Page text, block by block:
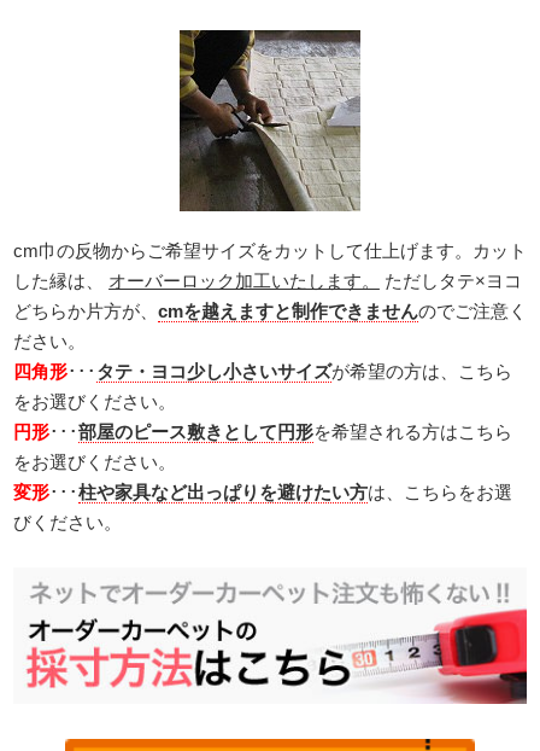
cm巾の反物からご希望サイズをカットして仕上げます。カット
した縁は、 オーバーロック加工いたします。
ただしタテ×ヨコ
どちらか片方が、cmを越えますと制作できませんのでご注意く
ださい。
四角形･･･ タテ・ヨコ少し小さいサイズが希望の方は、こちら
をお選びください。
円形･･･部屋のピース敷きとして円形を希望される方はこちら
をお選びください。
変形･･･柱や家具など出っぱりを避けたい方は、こちらをお選
びください。